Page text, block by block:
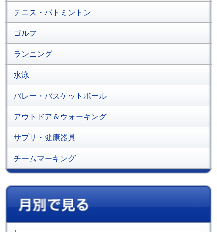
テニス・バトミントン
ゴルフ
ランニング
水泳
バレー・バスケットボール
アウトドア＆ウォーキング
サプリ・健康器具
チームマーキング